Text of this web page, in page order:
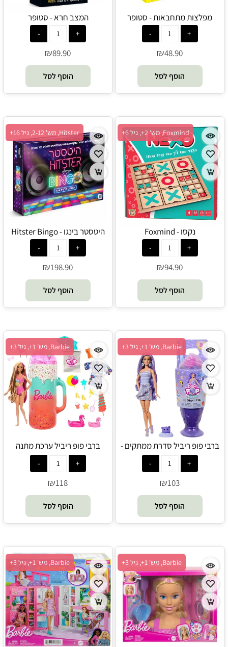
מפלצות מתחבאות - סטופר
₪48.90
הוסף לסל
המצב חרא - סטופר
₪89.90
הוסף לסל
Foxmind, מש' 2+, גיל 6+
נקסו - Foxmind
₪94.90
הוסף לסל
Hitster, מש' 2-12, גיל 16+
היטסטר בינגו - Hitster Bingo
₪198.90
הוסף לסל
Barbie, מש' 1+, גיל 3+
ברבי פופ ריביל סדרת ממתקים -
סופגניה - Barbie
₪103
הוסף לסל
Barbie, מש' 1+, גיל 3+
ברבי פופ ריביל ערכת מתנה
מפתיעה הכוללת 15 הפתעות -
Barbie
₪118
הוסף לסל
Barbie, מש' 1+, גיל 3+ Barbie, מש' 1+, גיל 3+